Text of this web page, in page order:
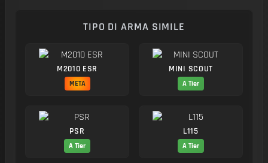
TIPO DI ARMA SIMILE
M2010 ESR
META
MINI SCOUT
A Tier
PSR
A Tier
L115
A Tier